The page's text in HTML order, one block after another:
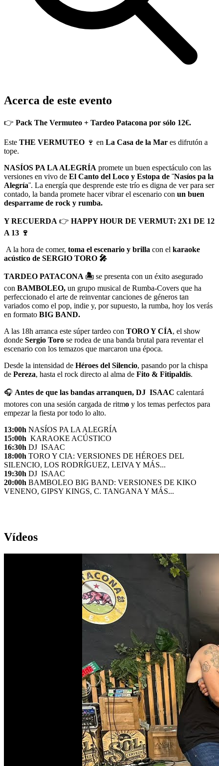
Acerca de este evento
👉 Pack The Vermuteo + Tardeo Patacona por sólo 12€.
Este THE VERMUTEO 🍷 en La Casa de la Mar es difrutón a
tope.
NASÍOS PA LA ALEGRÍA promete un buen espectáculo con las
versiones en vivo de El Canto del Loco y Estopa de ¨Nasíos pa la
Alegría¨. La energía que desprende este trío es digna de ver para ser
contado, la banda promete hacer vibrar el escenario con un buen
desparrame de rock y rumba.
Y RECUERDA 👉 HAPPY HOUR DE VERMUT: 2X1 DE 12
A 13 🍷
A la hora de comer, toma el escenario y brilla con el karaoke
acústico de SERGIO TORO 🎤
TARDEO PATACONA 🏝️ se presenta con un éxito asegurado
con BAMBOLEO, un grupo musical de Rumba-Covers que ha
perfeccionado el arte de reinventar canciones de géneros tan
variados como el pop, indie y, por supuesto, la rumba, hoy los verás
en formato BIG BAND.
A las 18h arranca este súper tardeo con TORO Y CÍA, el show
donde Sergio Toro se rodea de una banda brutal para reventar el
escenario con los temazos que marcaron una época.
Desde la intensidad de Héroes del Silencio, pasando por la chispa
de Pereza, hasta el rock directo al alma de Fito & Fitipaldis.
🎧 Antes de que las bandas arranquen, DJ ISAAC calentará
motores con una sesión cargada de ritmo y los temas perfectos para
empezar la fiesta por todo lo alto.
13:00h NASÍOS PA LA ALEGRÍA
15:00h KARAOKE ACÚSTICO
16:30h DJ ISAAC
18:00h TORO Y CIA: VERSIONES DE HÉROES DEL
SILENCIO, LOS RODRÍGUEZ, LEIVA Y MÁS...
19:30h DJ ISAAC
20:00h BAMBOLEO BIG BAND: VERSIONES DE KIKO
VENENO, GIPSY KINGS, C. TANGANA Y MÁS...
Vídeos